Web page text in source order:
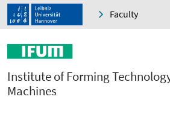
Faculty
Institute of Forming
Machines